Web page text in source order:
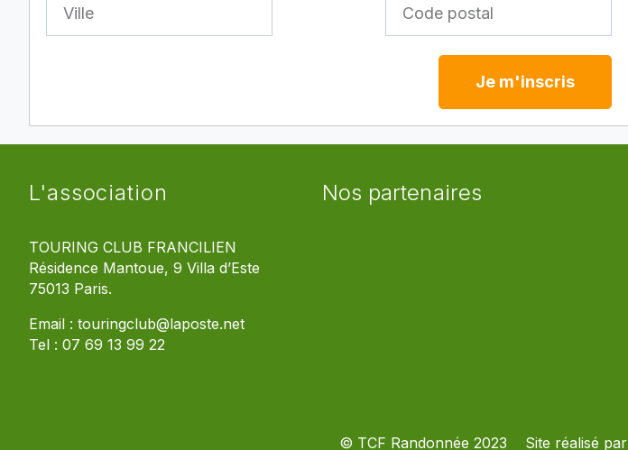
Je m'inscris
L'association
TOURING CLUB FRANCILIEN
Résidence Mantoue, 9 Villa d’Este
75013 Paris.
Email : touringclub@laposte.net
Tel : 07 69 13 99 22
Nos partenaires
© TCF Randonnée 2023 Site réalisé par